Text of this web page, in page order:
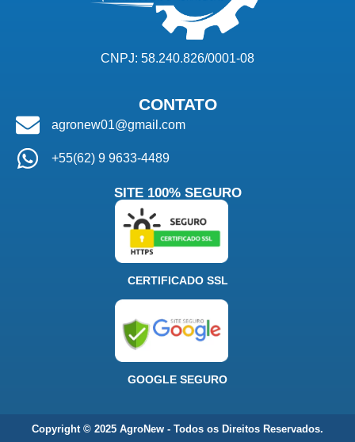
CNPJ: 58.240.826/0001-08
CONTATO
agronew01@gmail.com
+55(62) 9 9633-4489
SITE 100% SEGURO
CERTIFICADO SSL
GOOGLE SEGURO
Copyright © 2025 AgroNew - Todos os Direitos Reservados.